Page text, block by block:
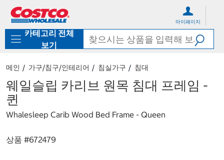
로
기
가
마이페이지
카테고리 전체
보기
메인 가구/침구/인테리어 침실가구 침대
웨일슬립 카리브 원목 침대 프레임 -
퀸
Whalesleep Carib Wood Bed Frame - Queen
상품 #672479